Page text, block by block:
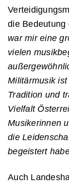
die Bedeutung
war mir eine
vielen
Militärmusik
Tradition und
Vielfalt
Musikerinnen
die
begeistert
Auch